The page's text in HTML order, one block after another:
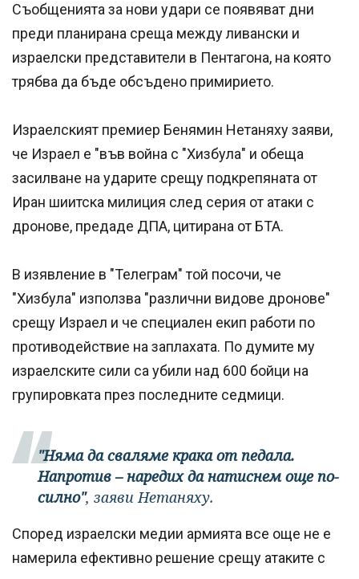
Съобщенията за нови удари се появяват дни
преди планирана среща между ливански и
израелски представители в Пентагона, на която
трябва да бъде обсъдено примирието.
Израелският премиер Бенямин Нетаняху заяви,
че Израел е "във война с "Хизбула" и обеща
засилване на ударите срещу подкрепяната от
Иран шиитска милиция след серия от атаки с
дронове, предаде ДПА, цитирана от БТА.
В изявление в "Телеграм" той посочи, че
"Хизбула" използва "различни видове дронове"
срещу Израел и че специален екип работи по
противодействие на заплахата. По думите му
израелските сили са убили над 600 бойци на
групировката през последните седмици.
"Няма да сваляме крака от педала.
Напротив – наредих да натиснем още по-
силно", заяви Нетаняху.
Според израелски медии армията все още не е
намерила ефективно решение срещу атаките с